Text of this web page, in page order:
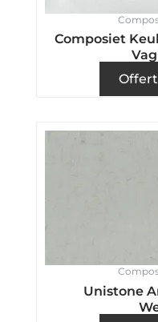
Composiet
Unistone